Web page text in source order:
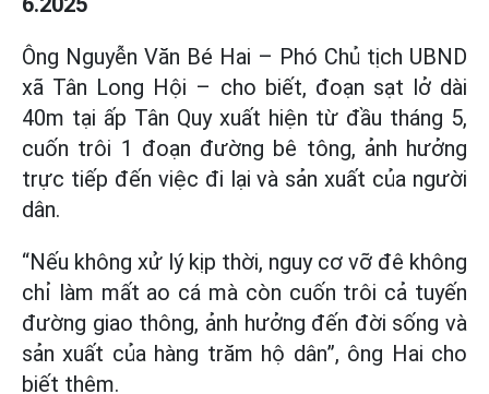
Ông Nguyễn Văn Bé Hai – Phó Chủ tịch UBND
xã Tân Long Hội – cho biết, đoạn sạt lở dài
40m tại ấp Tân Quy xuất hiện từ đầu tháng 5,
cuốn trôi 1 đoạn đường bê tông, ảnh hưởng
trực tiếp đến việc đi lại và sản xuất của người
dân.
“Nếu không xử lý kịp thời, nguy cơ vỡ đê không
chỉ làm mất ao cá mà còn cuốn trôi cả tuyến
đường giao thông, ảnh hưởng đến đời sống và
sản xuất của hàng trăm hộ dân”, ông Hai cho
biết thêm.